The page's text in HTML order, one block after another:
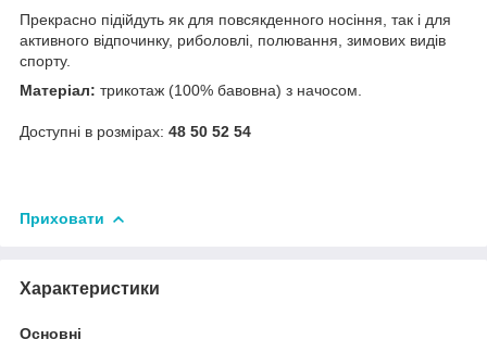
Прекрасно підійдуть як для повсякденного носіння, так і для
активного відпочинку, риболовлі, полювання, зимових видів
спорту.
Матеріал: трикотаж (100% бавовна) з начосом.
Доступні в розмірах: 48 50 52 54
Приховати
Характеристики
Основні